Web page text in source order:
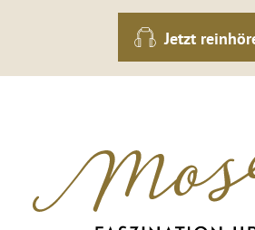
Jetzt